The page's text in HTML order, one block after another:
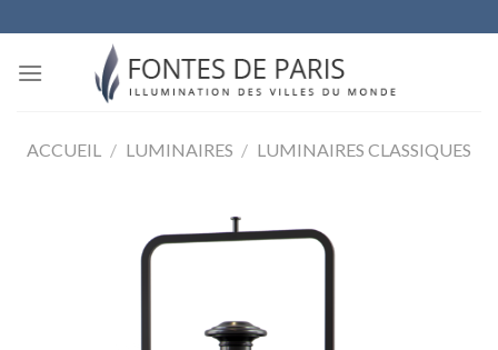
to
content
ACCUEIL / LUMINAIRES / LUMINAIRES CLASSIQUES